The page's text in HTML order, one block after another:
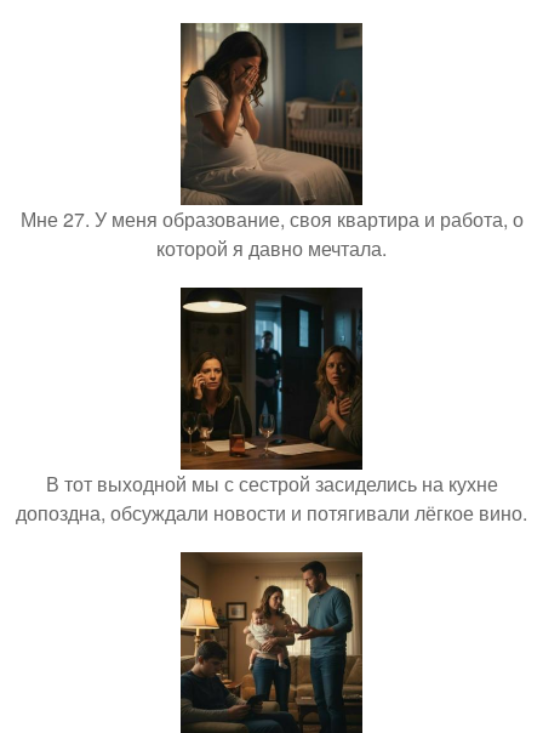
Мне 27. У меня образование, своя квартира и работа, о
которой я давно мечтала.
В тот выходной мы с сестрой засиделись на кухне
допоздна, обсуждали новости и потягивали лёгкое вино.